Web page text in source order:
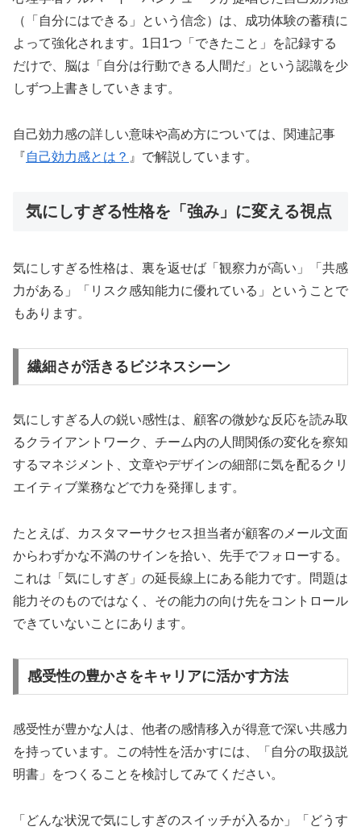
（「自分にはできる」という信念）は、成功体験の蓄積に
よって強化されます。1日1つ「できたこと」を記録する
だけで、脳は「自分は行動できる人間だ」という認識を少
しずつ上書きしていきます。
自己効力感の詳しい意味や高め方については、関連記事
『自己効力感とは？ 』で解説しています。
気にしすぎる性格を「強み」に変える視点
気にしすぎる性格は、裏を返せば「観察力が高い」「共感
力がある」「リスク感知能力に優れている」ということで
もあります。
繊細さが活きるビジネスシーン
気にしすぎる人の鋭い感性は、顧客の微妙な反応を読み取
るクライアントワーク、チーム内の人間関係の変化を察知
するマネジメント、文章やデザインの細部に気を配るクリ
エイティブ業務などで力を発揮します。
たとえば、カスタマーサクセス担当者が顧客のメール文面
からわずかな不満のサインを拾い、先手でフォローする。
これは「気にしすぎ」の延長線上にある能力です。問題は
能力そのものではなく、その能力の向け先をコントロール
できていないことにあります。
感受性の豊かさをキャリアに活かす方法
感受性が豊かな人は、他者の感情移入が得意で深い共感力
を持っています。この特性を活かすには、「自分の取扱説
明書」をつくることを検討してみてください。
「どんな状況で気にしすぎのスイッチが入るか」「どうす